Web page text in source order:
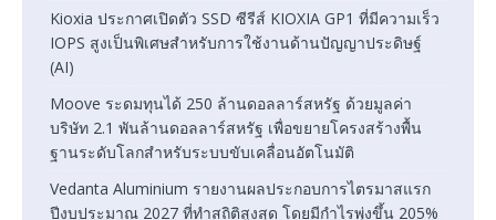
Kioxia ประกาศเปิดตัว SSD ซีรีส์ KIOXIA GP1 ที่มีความเร็ว
IOPS สูงเป็นพิเศษสำหรับการใช้งานด้านปัญญาประดิษฐ์
(AI)
Moove ระดมทุนได้ 250 ล้านดอลลาร์สหรัฐ ด้วยมูลค่า
บริษัท 2.1 พันล้านดอลลาร์สหรัฐ เพื่อขยายโครงสร้างพื้น
ฐานระดับโลกสำหรับระบบขับเคลื่อนอัตโนมัติ
Vedanta Aluminium รายงานผลประกอบการไตรมาสแรก
ปีงบประมาณ 2027 ที่ทำสถิติสูงสุด โดยมีกำไรพุ่งขึ้น 205%